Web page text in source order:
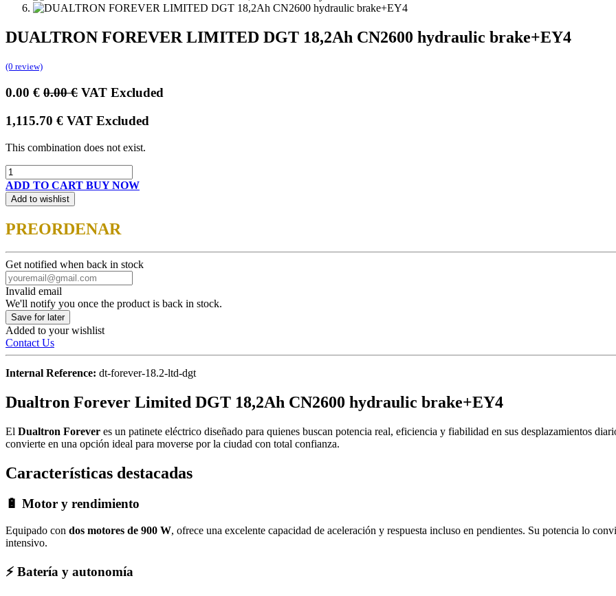
DUALTRON FOREVER LIMITED DGT 18,2Ah CN2600 hydraulic brake+EY4
(0 review)
0.00 € 0.00€ VAT Excluded
1,115.70 € VAT Excluded
This combination does not exist.
ADD TO CART BUY NOW
Add to wishlist
PREORDENAR
Get notified when back in stock
Invalid email
We'll notify you once the product is back in stock.
Save for later
Added to your wishlist
Contact Us
Internal Reference: dt-forever-18.2-ltd-dgt
Dualtron Forever Limited DGT 18,2Ah CN2600 hydraulic brake+EY4
El Dualtron Forever es un patinete eléctrico diseñado para quienes buscan potencia real, eficiencia y fiabilidad en sus desplazamientos
convierte en una opción ideal para moverse por la ciudad con total confianza.
Características destacadas
🔋 Motor y rendimiento
Equipado con dos motores de 900 W, ofrece una excelente capacidad de aceleración y respuesta incluso en pendientes. Su potencia lo
intensivo.
⚡ Batería y autonomía